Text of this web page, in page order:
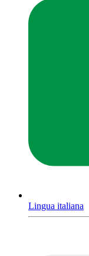
Lingua italiana